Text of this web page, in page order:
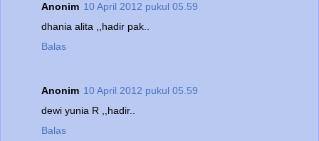
Anonim 10 April 2012 pukul 05.59
dhania alita ,,hadir pak..
Balas
Anonim 10 April 2012 pukul 05.59
dewi yunia R ,,hadir..
Balas